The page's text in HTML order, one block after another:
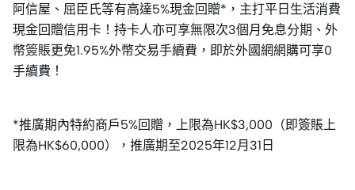
阿信屋、屈臣氏等有高達5%現金回贈*，主打平日生活消費
現金回贈信用卡！持卡人亦可享無限次3個月免息分期、外
幣簽賬更免1.95%外幣交易手續費，即於外國網網購可享0
手續費！
*推廣期內特約商戶5%回贈，上限為HK$3,000（即簽賬上
限為HK$60,000），推廣期至2025年12月31日